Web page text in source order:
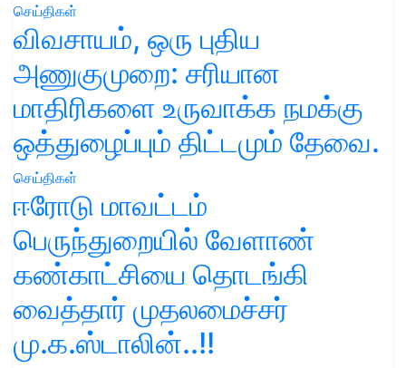
செய்திகள்
விவசாயம், ஒரு புதிய
அணுகுமுறை: சரியான
மாதிரிகளை உருவாக்க நமக்கு
ஒத்துழைப்பும் திட்டமும் தேவை.
செய்திகள்
ஈரோடு மாவட்டம்
பெருந்துறையில் வேளாண்
கண்காட்சியை தொடங்கி
வைத்தார் முதலமைச்சர்
மு.க.ஸ்டாலின்..!!